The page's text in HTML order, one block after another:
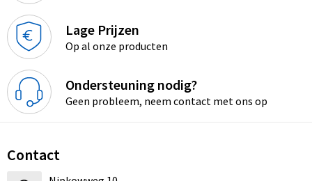
Lage Prijzen
Op al onze producten
Ondersteuning nodig?
Geen probleem, neem contact met ons op
Contact